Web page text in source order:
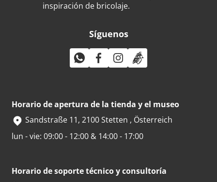
inspiración de bricolaje.
Síguenos
Horario de apertura de la tienda y el museo
Sandstraße 11, 2100 Stetten , Österreich
lun - vie: 09:00 - 12:00 & 14:00 - 17:00
Horario de soporte técnico y consultoría